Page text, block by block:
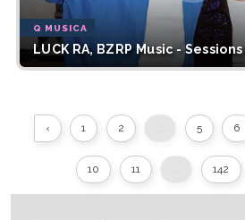
Q MUSICA
LUCK RA, BZRP Music -
‹ 1 2 ... 5 6
10 11 ... 142